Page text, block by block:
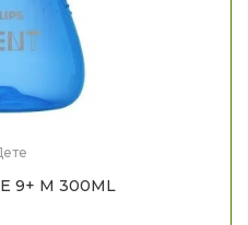
9+ M 300ML